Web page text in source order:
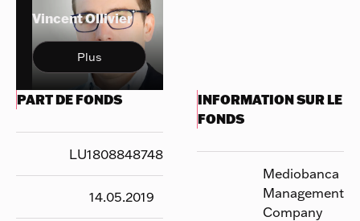
Vincent Ollivier
Plus
PART DE FONDS
LU1808848748
14.05.2019
INFORMATION SUR LE
FONDS
Mediobanca
Management
Company